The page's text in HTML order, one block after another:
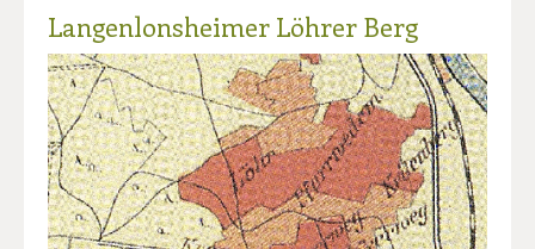
Langenlonsheimer Löhrer Berg